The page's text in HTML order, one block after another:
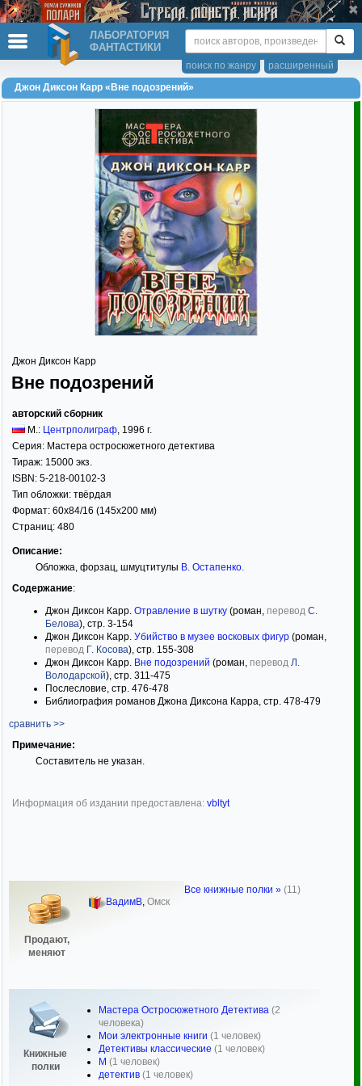
ЛАБОРАТОРИЯ
ФАНТАСТИКИ
расширенный
поиск по жанру
Джон Диксон Карр «Вне подозрений»
Джон Диксон Карр
Вне подозрений
авторский сборник
М.: Центрполиграф, 1996 г.
Серия: Мастера остросюжетного детектива
Тираж: 15000 экз.
ISBN: 5-218-00102-3
Тип обложки: твёрдая
Формат: 60x84/16 (145x200 мм)
Страниц: 480
Описание:
Обложка, форзац, шмуцтитулы В. Остапенко.
Содержание:
Джон Диксон Карр. Отравление в шутку (роман, перевод С.
Белова), стр. 3-154
Джон Диксон Карр. Убийство в музее восковых фигур (роман,
перевод Г. Косова), стр. 155-308
Джон Диксон Карр. Вне подозрений (роман, перевод Л.
Володарской), стр. 311-475
Послесловие, стр. 476-478
Библиография романов Джона Диксона Карра, стр. 478-479
сравнить >>
Примечание:
Составитель не указан.
Информация об издании предоставлена: vbltyt
Продают,
меняют
ВадимВ, Омск
Книжные
полки
Мастера Остросюжетного Детектива (2
человека)
Мои электронные книги (1 человек)
Детективы классические (1 человек)
М (1 человек)
детектив (1 человек)
Все книжные полки » (11)